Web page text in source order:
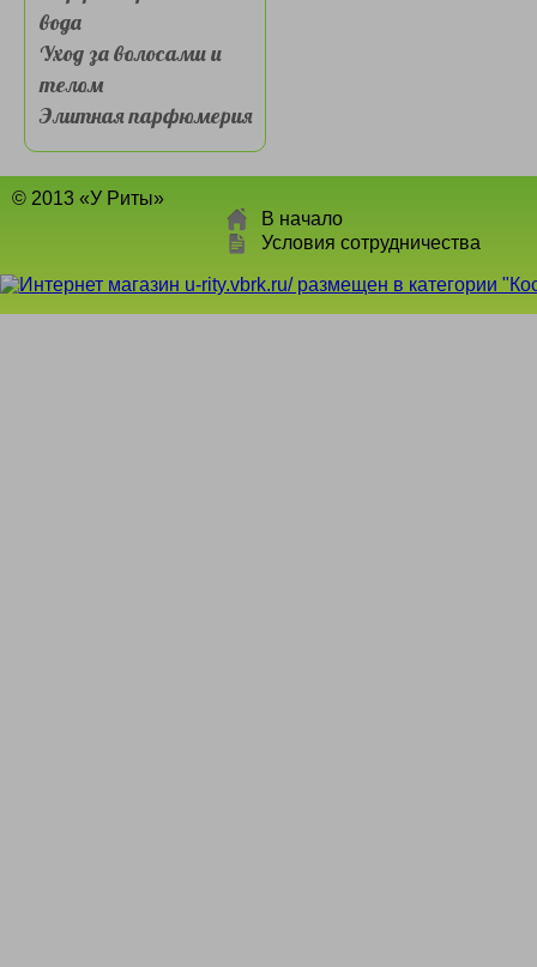
вода
Уход за волосами и
телом
Элитная парфюмерия
© 2013 «У Риты»
В начало
Условия сотрудничества